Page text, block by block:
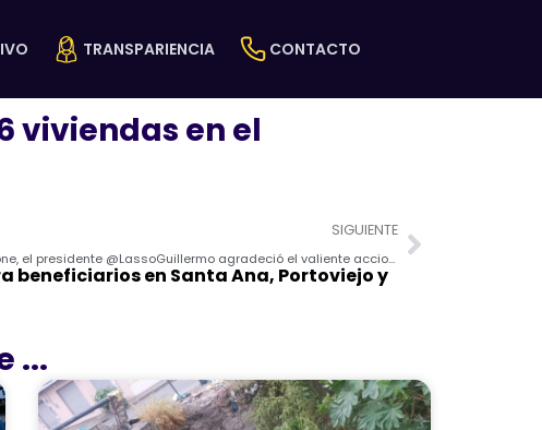
TRANSPARIENCIA CONTACTO
viviendas en el
SIGUIENTE
Durante su visita a la UVC Chone, el presidente @LassoGuillermo agradeció el valiente accionar de los miembros de la @PoliciaEcuador,
Next
en Santa Ana, Portoviejo y
...